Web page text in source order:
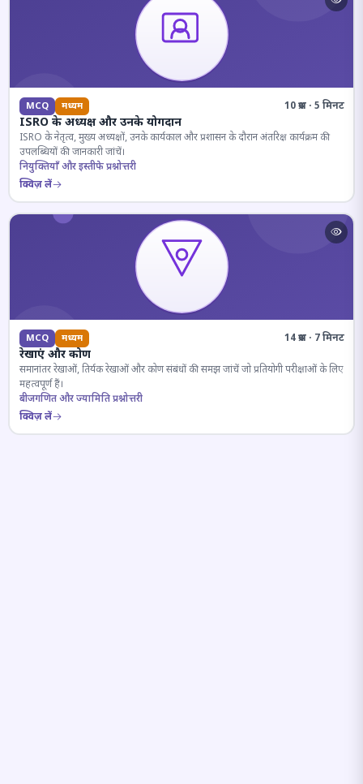
MCQ मध्यम 10 प्रश्न · 5 मिनट
ISRO के अध्यक्ष और उनके योगदान
ISRO के नेतृत्व, मुख्य अध्यक्षों, उनके कार्यकाल और प्रशासन के दौरान अंतरिक्ष कार्यक्रम की
उपलब्धियों की जानकारी जांचें।
नियुक्तियाँ और इस्तीफे प्रश्नोत्तरी
क्विज़ लें
MCQ मध्यम 14 प्रश्न · 7 मिनट
रेखाएं और कोण
समानांतर रेखाओं, तिर्यक रेखाओं और कोण संबंधों की समझ जांचें जो प्रतियोगी परीक्षाओं के लिए
महत्वपूर्ण हैं।
बीजगणित और ज्यामिति प्रश्नोत्तरी
क्विज़ लें